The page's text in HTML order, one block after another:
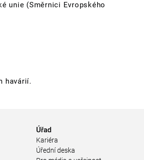
unie (Směrnici Evropského
havárií.
Úřad
Kariéra
Úřední deska